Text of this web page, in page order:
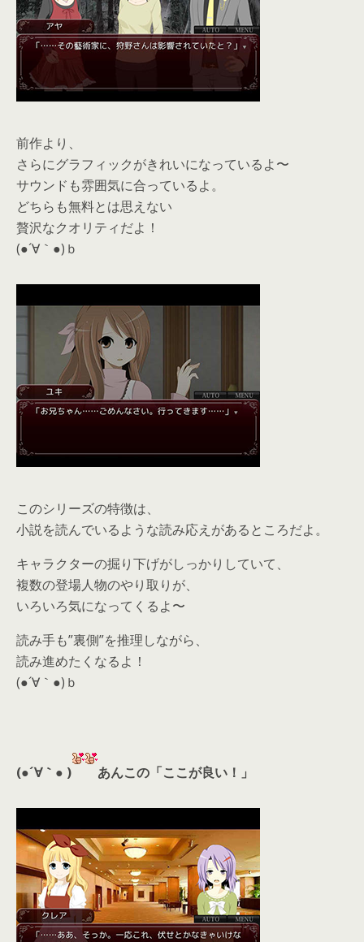
前作より、
さらにグラフィックがきれいになっているよ〜
サウンドも雰囲気に合っているよ。
どちらも無料とは思えない
贅沢なクオリティだよ！
(●´∀｀●)ｂ
このシリーズの特徴は、
小説を読んでいるような読み応えがあるところだよ。
キャラクターの掘り下げがしっかりしていて、
複数の登場人物のやり取りが、
いろいろ気になってくるよ〜
読み手も”裏側”を推理しながら、
読み進めたくなるよ！
(●´∀｀●)ｂ
(●´∀｀● ) あんこの「ここが良い！」